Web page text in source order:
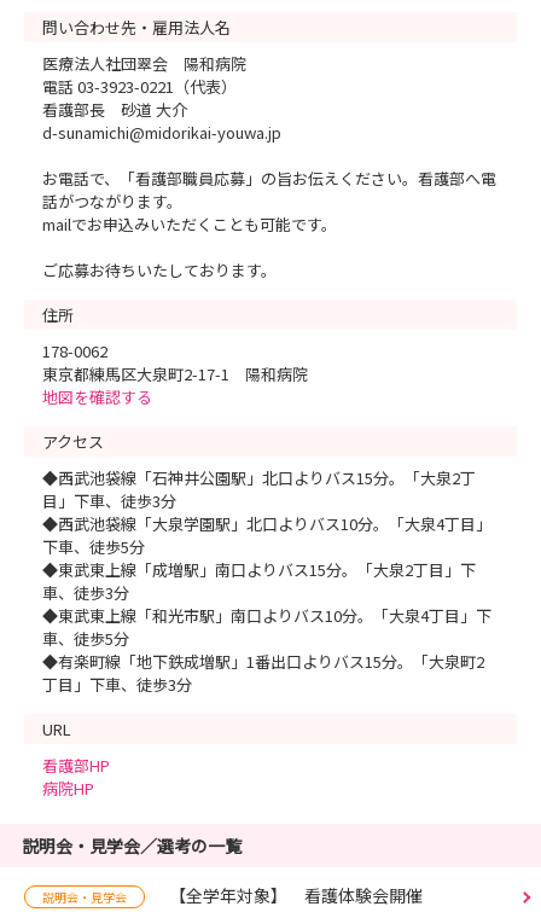
問い合わせ先・雇用法人名
医療法人社団翠会 陽和病院
電話 03-3923-0221（代表）
看護部長 砂道 大介
d-sunamichi@midorikai-youwa.jp
お電話で、「看護部職員応募」の旨お伝えください。看護部へ電
話がつながります。
mailでお申込みいただくことも可能です。
ご応募お待ちいたしております。
住所
178-0062
東京都練馬区大泉町2-17-1 陽和病院
地図を確認する
アクセス
◆西武池袋線「石神井公園駅」北口よりバス15分。「大泉2丁
目」下車、徒歩3分
◆西武池袋線「大泉学園駅」北口よりバス10分。「大泉4丁目」
下車、徒歩5分
◆東武東上線「成増駅」南口よりバス15分。「大泉2丁目」下
車、徒歩3分
◆東武東上線「和光市駅」南口よりバス10分。「大泉4丁目」下
車、徒歩5分
◆有楽町線「地下鉄成増駅」1番出口よりバス15分。「大泉町2
丁目」下車、徒歩3分
URL
看護部HP
病院HP
説明会・見学会／選考の一覧
説明会・見学会 【全学年対象】 看護体験会開催